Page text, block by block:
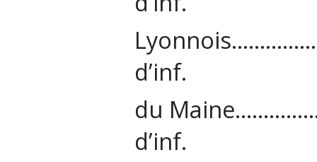
d’inf.
du
d’inf.